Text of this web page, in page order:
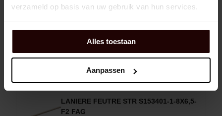
verzameld op basis van uw gebruik van hun services.
Alles toestaan
Aanpassen
EA Panier d'achat
LANIERE FEUTRE STR S153401-1-8X6,5-
F2 FAG